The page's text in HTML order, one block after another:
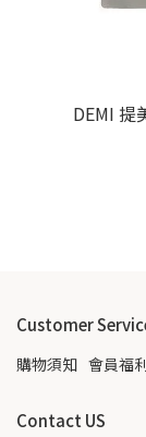
DEMI 提
Customer
購物須知 會員福
Contact US